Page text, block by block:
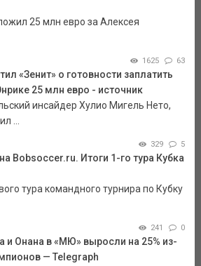
25 млн евро за Алексея
1625 63
«Зенит» о готовности заплатить
25 млн евро - источник
инсайдер Хулио Мигель Нето,
...
329 5
Bobsoccer.ru. Итоги 1-го тура Кубка
тура командного турнира по Кубку
241 0
Онана в «МЮ» выросли на 25% из-
— Telegraph